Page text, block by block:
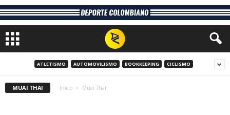
ATLETISMO AUTOMOVILISMO BOOKKEEPING CICLISMO
MUAI THAI Inicio Muai Thai